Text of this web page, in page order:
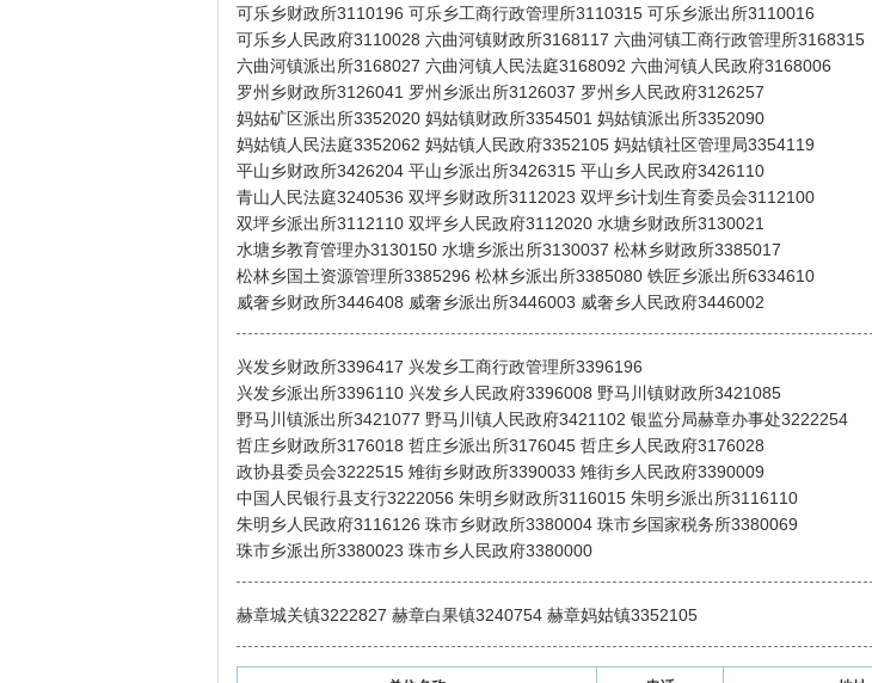
可乐乡财政所3110196 可乐乡工商行政管理所3110315 可乐乡派出所3110016
可乐乡人民政府3110028 六曲河镇财政所3168117 六曲河镇工商行政管理所3168315
六曲河镇派出所3168027 六曲河镇人民法庭3168092 六曲河镇人民政府3168006
罗州乡财政所3126041 罗州乡派出所3126037 罗州乡人民政府3126257
妈姑矿区派出所3352020 妈姑镇财政所3354501 妈姑镇派出所3352090
妈姑镇人民法庭3352062 妈姑镇人民政府3352105 妈姑镇社区管理局3354119
平山乡财政所3426204 平山乡派出所3426315 平山乡人民政府3426110
青山人民法庭3240536 双坪乡财政所3112023 双坪乡计划生育委员会3112100
双坪乡派出所3112110 双坪乡人民政府3112020 水塘乡财政所3130021
水塘乡教育管理办3130150 水塘乡派出所3130037 松林乡财政所3385017
松林乡国土资源管理所3385296 松林乡派出所3385080 铁匠乡派出所6334610
威奢乡财政所3446408 威奢乡派出所3446003 威奢乡人民政府3446002
兴发乡财政所3396417 兴发乡工商行政管理所3396196
兴发乡派出所3396110 兴发乡人民政府3396008 野马川镇财政所3421085
野马川镇派出所3421077 野马川镇人民政府3421102 银监分局赫章办事处3222254
哲庄乡财政所3176018 哲庄乡派出所3176045 哲庄乡人民政府3176028
政协县委员会3222515 雉街乡财政所3390033 雉街乡人民政府3390009
中国人民银行县支行3222056 朱明乡财政所3116015 朱明乡派出所3116110
朱明乡人民政府3116126 珠市乡财政所3380004 珠市乡国家税务所3380069
珠市乡派出所3380023 珠市乡人民政府3380000
赫章城关镇3222827 赫章白果镇3240754 赫章妈姑镇3352105